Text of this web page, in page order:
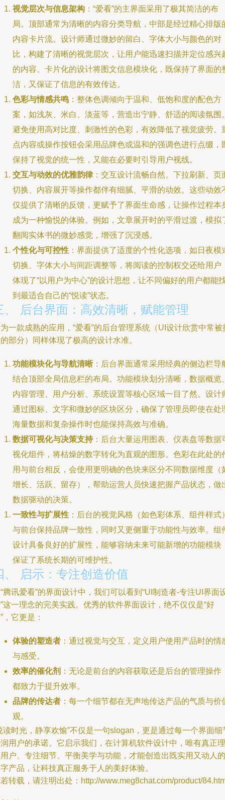
视觉层次与信息架构 ：“爱看”的主界面采用了极其简洁的布
局。顶部通常为清晰的内容分类导航，中部是经过精心排版
内容卡片流。设计师通过微妙的留白、字体大小与颜色的对
比，构建了清晰的视觉层次，让用户能迅速扫描并定位感兴
的内容。卡片化的设计将图文信息模块化，既保持了界面的
洁，又保证了信息的有效传达。
色彩与情感共鸣 ：整体色调倾向于温和、低饱和度的配色方
案，如浅灰、米白、淡蓝等，营造出宁静、舒适的阅读氛围
避免使用高对比度、刺激性的色彩，有效降低了视觉疲劳。
点内容或操作按钮会采用品牌色或温和的强调色进行点缀，
保持了视觉的统一性，又能在必要时引导用户视线。
交互与动效的优雅韵律：交互设计流畅自然。下拉刷新、页
切换、内容展开等操作都伴有细腻、平滑的动效。这些动效
仅提供了清晰的反馈，更赋予了界面生命感，让操作过程本
成为一种愉悦的体验。例如，文章展开时的平滑过渡，模拟
翻阅实体书的微妙感觉，增强了沉浸感。
个性化与可控性 ：界面提供了适度的个性化选项，如日夜模
切换、字体大小与间距调整等，将阅读的控制权交还给用户
体现了“以用户为中心”的设计思想，让不同偏好的用户都能
到最适合自己的“悦读”状态。
、 后台界面：高效清晰，赋能管理
一款成熟的应用，“爱看”的后台管理系统（UI设计欣赏中常被
部分）同样体现了极高的设计水准。
功能模块化与导航清晰：后台界面通常采用经典的侧边栏导
结合顶部全局信息栏的布局。功能模块划分清晰，数据概览
内容管理、用户分析、系统设置等核心区域一目了然。设计
通过图标、文字和微妙的区块区分，确保了管理员即使在处
海量数据和复杂操作时也能保持高效与准确。
数据可视化与决策支持：后台大量运用图表、仪表盘等数据
视化组件，将枯燥的数字转化为直观的图形。色彩在此处的
用与前台相反，会使用更明确的色块来区分不同数据维度（
增长、活跃、留存），帮助运营人员快速把握产品状态，做
数据驱动的决策。
一致性与扩展性 ：后台的视觉风格（如色彩体系、组件样式
与前台保持品牌一致性，同时又更侧重于功能性与效率。组
设计具备良好的扩展性，能够容纳未来可能新增的功能模块
保证了系统长期的可维护性。
、 启示：专注创造价值
腾讯爱看”的界面设计中，我们可以看到“UI制造者-专注UI界面
这一理念的完美实践。优秀的软件界面设计，绝不仅仅是“好
，它更是：
体验的塑造者 ：通过视觉与交互，定义用户使用产品时的情
与感受。
效率的催化剂 ：无论是前台的内容获取还是后台的管理操作
都致力于提升效率。
品牌的传达者 ：每一个细节都在无声地传达产品的气质与价
观。
读时光，静享欢愉”不仅是一句slogan，更是通过每一个界面细
用户的承诺。它启示我们，在计算机软件设计中，唯有真正理
户、专注细节、平衡美学与功能，才能创造出既实用又动人的
产品，让科技真正服务于人的美好体验。
转载，请注明出处：http://www.meg8chat.com/product/